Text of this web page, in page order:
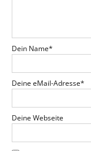
Dein Name*
Deine eMail-Adresse*
Deine Webseite